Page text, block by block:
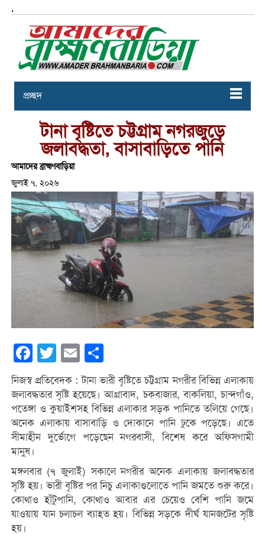
,
প্রচ্ছদ
টানা বৃষ্টিতে চট্টগ্রাম নগরজুড়ে
জলাবদ্ধতা, বাসাবাড়িতে পানি
আমাদের ব্রাহ্মণবাড়িয়া
জুলাই ৭, ২০২৬
Facebook
Twitter Email
নিজস্ব প্রতিবেদক : টানা ভারী বৃষ্টিতে চট্টগ্রাম নগরীর বিভিন্ন এলাকায়
জলাবদ্ধতার সৃষ্টি হয়েছে। আগ্রাবাদ, চকবাজার, বাকলিয়া, চান্দগাঁও,
পতেঙ্গা ও কুয়াইশসহ বিভিন্ন এলাকার সড়ক পানিতে তলিয়ে গেছে।
অনেক এলাকায় বাসাবাড়ি ও দোকানে পানি ঢুকে পড়েছে। এতে
সীমাহীন দুর্ভোগে পড়েছেন নগরবাসী, বিশেষ করে অফিসগামী
মানুষ।
মঙ্গলবার (৭ জুলাই) সকালে নগরীর অনেক এলাকায় জলাবদ্ধতার
সৃষ্টি হয়। ভারী বৃষ্টির পর নিচু এলাকাগুলোতে পানি জমতে শুরু করে।
কোথাও হাঁটুপানি, কোথাও আবার এর চেয়েও বেশি পানি জমে
যাওয়ায় যান চলাচল ব্যাহত হয়। বিভিন্ন সড়কে দীর্ঘ যানজটের সৃষ্টি
হয়।